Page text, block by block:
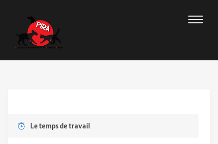
Le temps de travail